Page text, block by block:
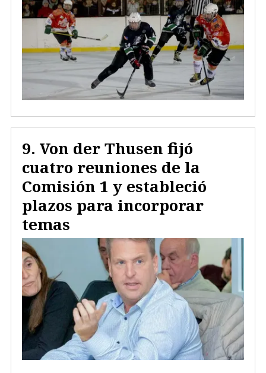
Von der Thusen fijó
cuatro reuniones de la
Comisión 1 y estableció
plazos para incorporar
temas